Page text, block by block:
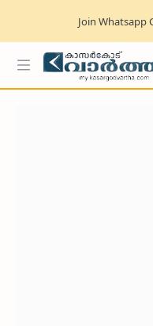
Join Whatsapp